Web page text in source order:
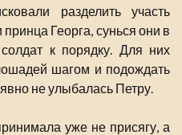
разделить участь
Георга, сунься они в
к порядку. Для них
шагом и подождать
не улыбалась Петру.
уже не присягу, а